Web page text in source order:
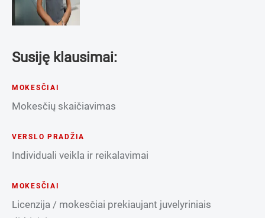
Susiję klausimai:
MOKESČIAI
Mokesčių skaičiavimas
VERSLO PRADŽIA
Individuali veikla ir reikalavimai
MOKESČIAI
Licenzija / mokesčiai prekiaujant juvelyriniais